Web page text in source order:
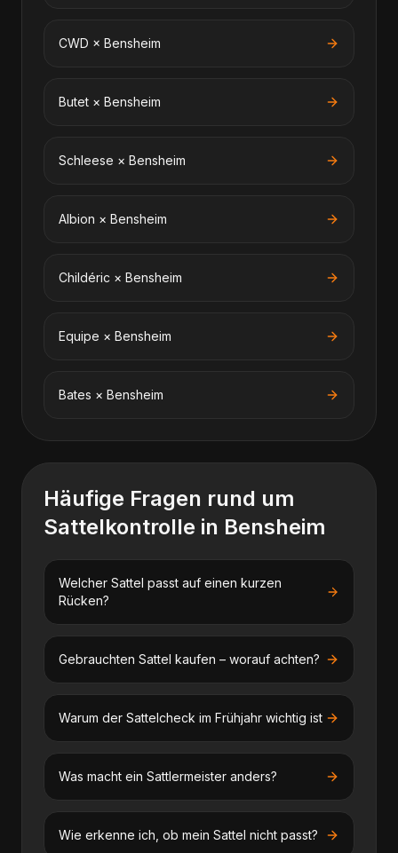
CWD × Bensheim
Butet × Bensheim
Schleese × Bensheim
Albion × Bensheim
Childéric × Bensheim
Equipe × Bensheim
Bates × Bensheim
Häufige Fragen rund um
Sattelkontrolle in Bensheim
Welcher Sattel passt auf einen kurzen
Rücken?
Gebrauchten Sattel kaufen – worauf achten?
Warum der Sattelcheck im Frühjahr wichtig ist
Was macht ein Sattlermeister anders?
Wie erkenne ich, ob mein Sattel nicht passt?